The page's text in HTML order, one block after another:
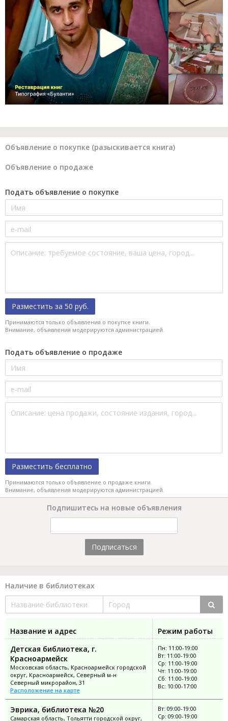
Объявление о покупке (разыскивается книга)
Объявление о продаже
Подать объявление о покупке
Разместить за 50 руб.
Принимаются только объявления о покупке книги.
Внимание, объявления модерируются администрацией.
Подать объявление о продаже
Разместить бесплатно
Принимаются только объявление о продаже книги.
Внимание, объявления модерируются администрацией.
Подпишитесь на новые объявления
Подписаться
Наличие в библиотеках
Название и адрес
Режим работы
Детская библиотека, г.
Красноармейск
Московская область, Красноармейск городской
округ, Красноармейск, Северный м-н
Северный микрорайон, 31
Расположение на карте
Пн: 11:00-19:00
Вт: 11:00-19:00
Ср: 11:00-19:00
Чт: 11:00-19:00
Сб: 11:00-19:00
Вс: 10:00-17:00
Эврика, библиотека №20
Самарская область, Тольятти городской округ,
Вт: 09:00-19:00
Ср: 09:00-19:00